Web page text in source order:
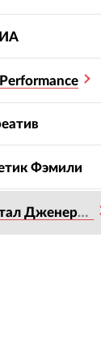
Фэмили
Диджитал Дженерейшен